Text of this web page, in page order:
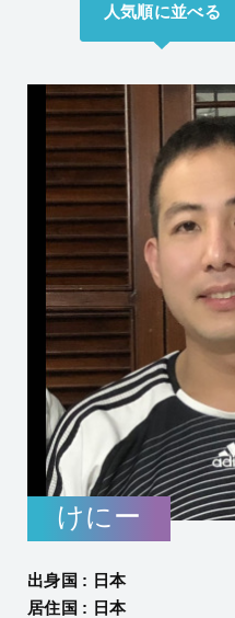
人気順に並べる
けにー
出身国 : 日本
居住国 : 日本